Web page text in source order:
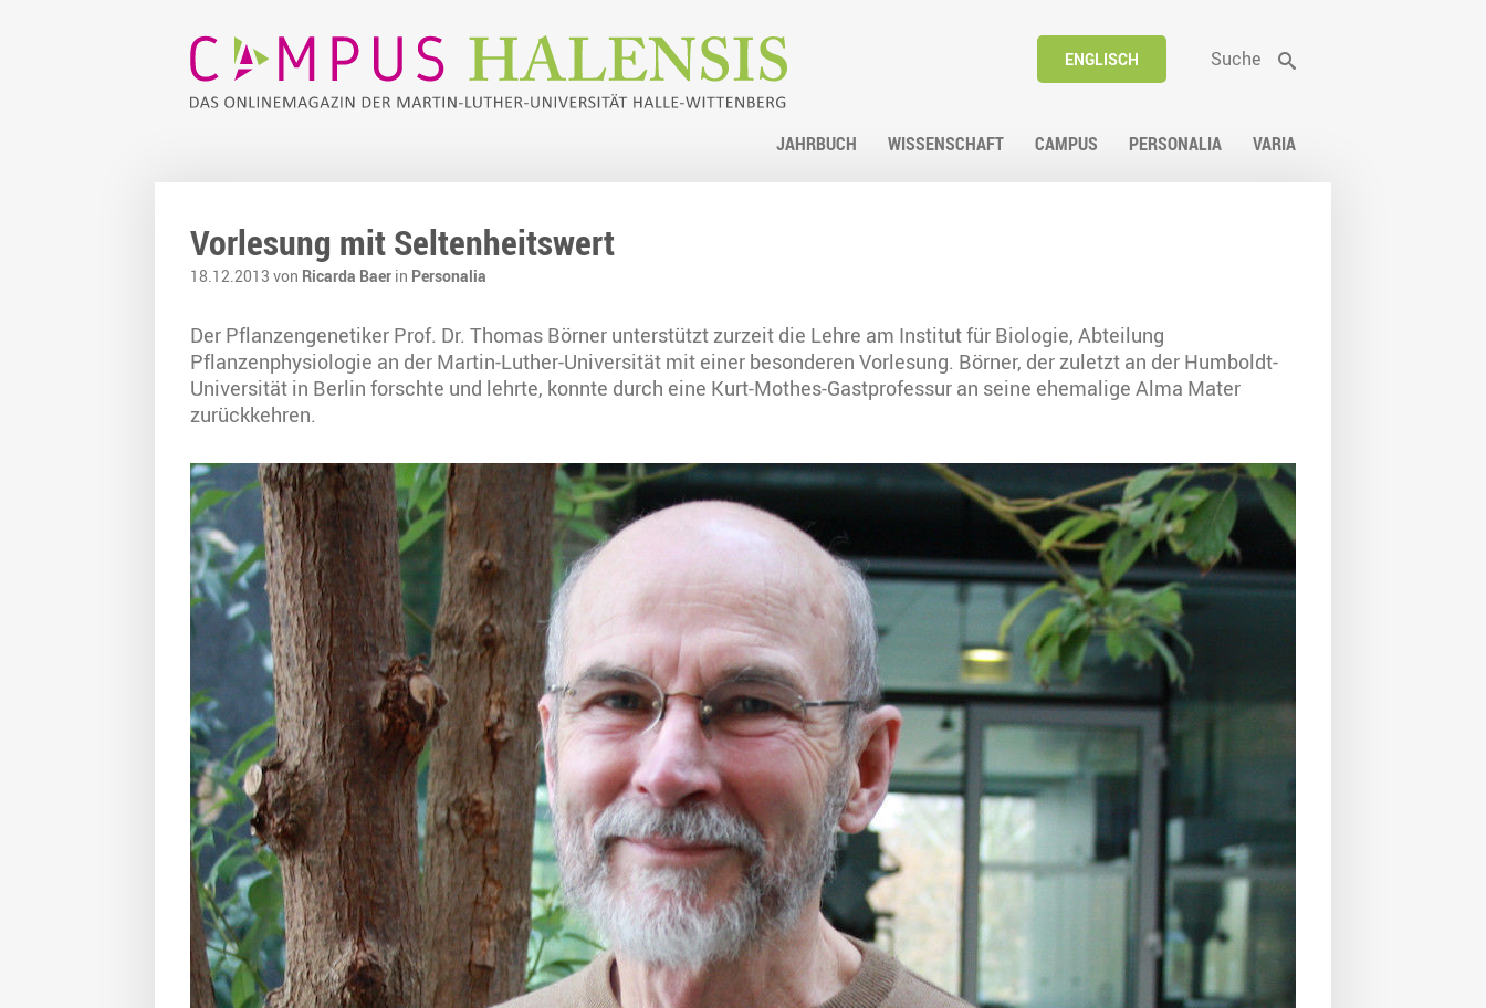
ENGLISCH Suche
JAHRBUCH WISSENSCHAFT CAMPUS PERSONALIA VARIA
Vorlesung mit Seltenheitswert
18.12.2013 von Ricarda Baer in Personalia
Der Pflanzengenetiker Prof. Dr. Thomas Börner unterstützt zurzeit die Lehre am Institut für Biologie, Abteilung
Pflanzenphysiologie an der Martin-Luther-Universität mit einer besonderen Vorlesung. Börner, der zuletzt an der Humboldt-
Universität in Berlin forschte und lehrte, konnte durch eine Kurt-Mothes-Gastprofessur an seine ehemalige Alma Mater
zurückkehren.